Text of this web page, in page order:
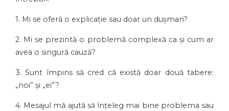
1. Mi se oferă o explicație sau doar un dușman?
2. Mi se prezintă o problemă complexă ca și cum ar
avea o singură cauză?
3. Sunt împins să cred că există doar două tabere:
„noi” și „ei”?
4. Mesajul mă ajută să înțeleg mai bine problema sau